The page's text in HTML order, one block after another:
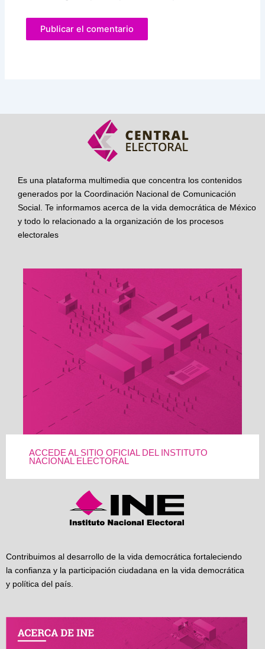
Es una plataforma multimedia que concentra los contenidos
generados por la Coordinación Nacional de Comunicación
Social. Te informamos acerca de la vida democrática de México
y todo lo relacionado a la organización de los procesos
electorales
ACCEDE AL SITIO OFICIAL DEL INSTITUTO
NACIONAL ELECTORAL
Contribuimos al desarrollo de la vida democrática fortaleciendo
la confianza y la participación ciudadana en la vida democrática
y política del país.